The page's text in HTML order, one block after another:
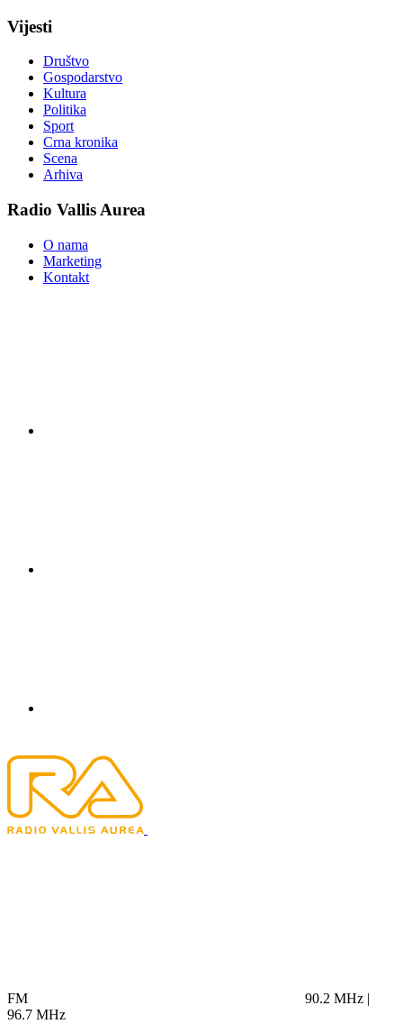
Vijesti
Društvo
Gospodarstvo
Kultura
Politika
Sport
Crna kronika
Scena
Arhiva
Radio Vallis Aurea
O nama
Marketing
Kontakt
FM
90.2 MHz |
96.7 MHz